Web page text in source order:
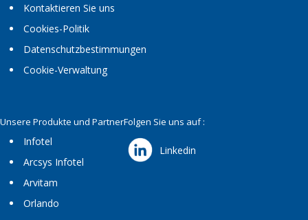
Kontaktieren Sie uns
Cookies-Politik
Datenschutzbestimmungen
Cookie-Verwaltung
Unsere Produkte und Partner
Infotel
Arcsys Infotel
Arvitam
Orlando
Folgen Sie uns auf :
Linkedin